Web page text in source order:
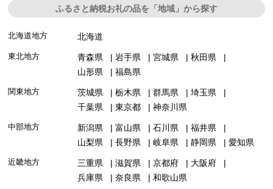
ふるさと納税お礼の品を「地域」から探す
北海道地方 北海道
東北地方 青森県 岩手県 宮城県
秋田県
山形県
福島県
関東地方 茨城県 栃木県 群馬県
埼玉県
千葉県
東京都 神奈川県
中部地方 新潟県 富山県 石川県
福井県
山梨県
長野県 岐阜県 静岡県 愛知県
近畿地方 三重県 滋賀県 京都府
大阪府
兵庫県
奈良県 和歌山県